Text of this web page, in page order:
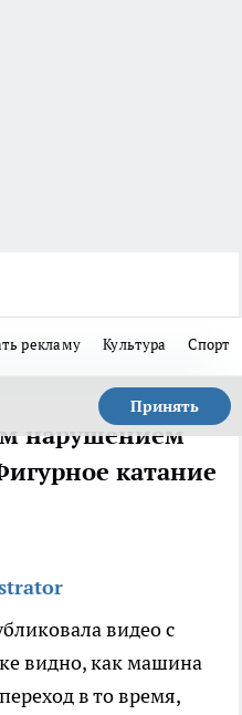
рекламу Культура Спорт
Принять
нарушением
катание
видео с
видно, как машина
в то время,